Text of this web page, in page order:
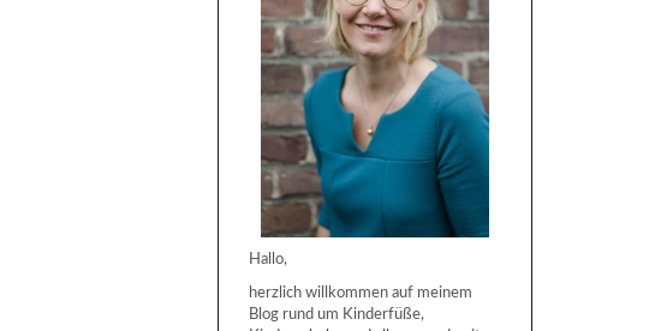
Hallo,
herzlich willkommen auf meinem
Blog rund um Kinderfüße,